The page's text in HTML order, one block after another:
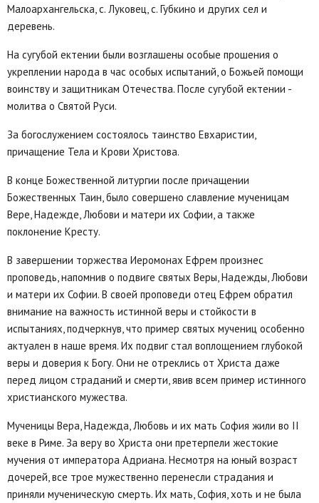
Малоархангельска, с. Луковец, с. Губкино и других сел и
деревень.
На сугубой ектении были возглашены особые прошения о
укреплении народа в час особых испытаний, о Божьей помощи
воинству и защитникам Отечества. После сугубой ектении -
молитва о Святой Руси.
За богослужением состоялось таинство Евхаристии,
причащение Тела и Крови Христова.
В конце Божественной литургии после причащении
Божественных Таин, было совершено славление мученицам
Вере, Надежде, Любови и матери их Софии, а также
поклонение Кресту.
В завершении торжества Иеромонах Ефрем произнес
проповедь, напомнив о подвиге святых Веры, Надежды, Любови
и матери их Софии. В своей проповеди отец Ефрем обратил
внимание на важность истинной веры и стойкости в
испытаниях, подчеркнув, что пример святых мучениц особенно
актуален в наше время. Их подвиг стал воплощением глубокой
веры и доверия к Богу. Они не отреклись от Христа даже
перед лицом страданий и смерти, явив всем пример истинного
христианского мужества.
Мученицы Вера, Надежда, Любовь и их мать София жили во II
веке в Риме. За веру во Христа они претерпели жестокие
мучения от императора Адриана. Несмотря на юный возраст
дочерей, все трое мужественно перенесли страдания и
приняли мученическую смерть. Их мать, София, хоть и не была